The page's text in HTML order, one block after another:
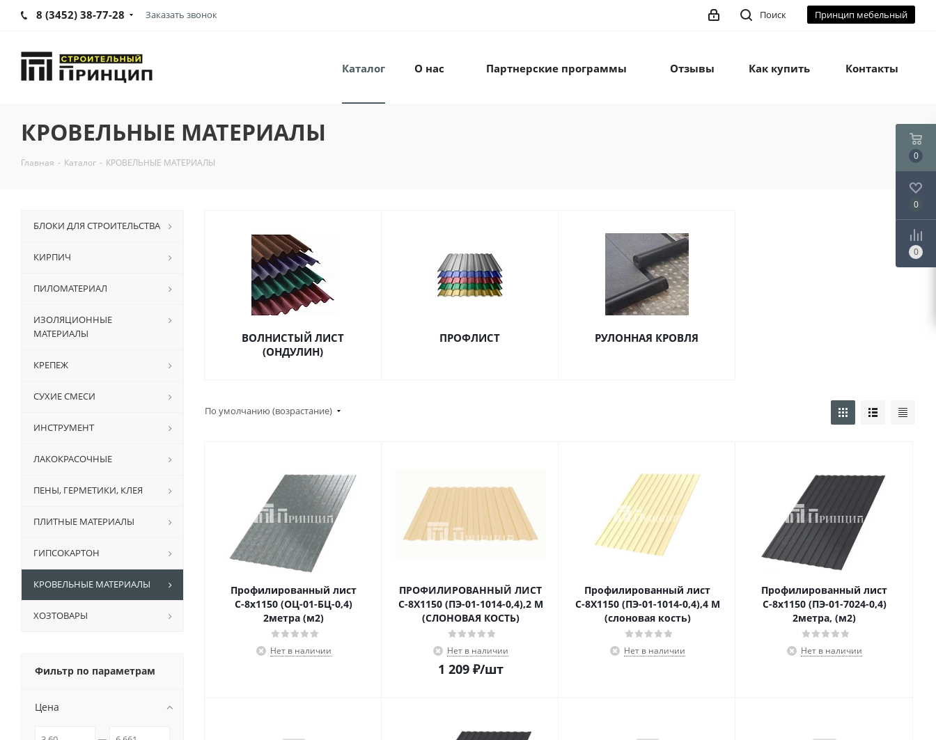
8 (3452) 38-77-28 Заказать звонок Принцип мебельный
Поиск
Каталог О нас Партнерские программы Отзывы Как купить Контакты
КРОВЕЛЬНЫЕ МАТЕРИАЛЫ
Главная - Каталог - КРОВЕЛЬНЫЕ МАТЕРИАЛЫ
ВОЛНИСТЫЙ ЛИСТ
(ОНДУЛИН)
ПРОФЛИСТ РУЛОННАЯ КРОВЛЯ
По умолчанию (возрастание)
Профилированный лист
С-8х1150 (ОЦ-01-БЦ-0,4)
2метра (м2)
Нет в наличии
ПРОФИЛИРОВАННЫЙ ЛИСТ
С-8Х1150 (ПЭ-01-1014-0,4),2 М
(СЛОНОВАЯ КОСТЬ)
Нет в наличии
1 209₽/шт
Профилированный лист
С-8Х1150 (ПЭ-01-1014-0,4),4 М
(слоновая кость)
Нет в наличии
Профилированный лист
С-8х1150 (ПЭ-01-7024-0,4)
2метра, (м2)
Нет в наличии
БЛОКИ ДЛЯ СТРОИТЕЛЬСТВА
КИРПИЧ
ПИЛОМАТЕРИАЛ
ИЗОЛЯЦИОННЫЕ
МАТЕРИАЛЫ
КРЕПЕЖ
СУХИЕ СМЕСИ
ИНСТРУМЕНТ
ЛАКОКРАСОЧНЫЕ
ПЕНЫ, ГЕРМЕТИКИ, КЛЕЯ
ПЛИТНЫЕ МАТЕРИАЛЫ
ГИПСОКАРТОН
КРОВЕЛЬНЫЕ МАТЕРИАЛЫ
ХОЗТОВАРЫ
Фильтр по параметрам
Цена
0
0
0